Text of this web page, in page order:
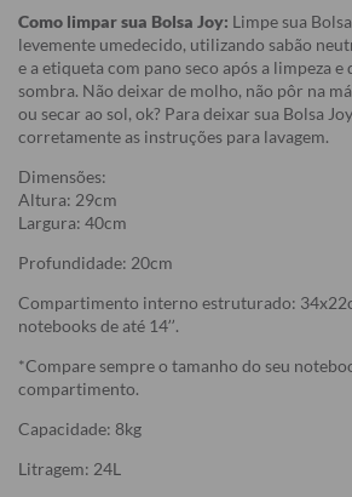
Como limpar sua Bolsa Joy: Limpe sua
levemente umedecido, utilizando sabão
e a etiqueta com pano seco após a limpeza e
sombra. Não deixar de molho, não pôr na
ou secar ao sol, ok? Para deixar sua Bolsa
corretamente as instruções para lavagem.
Dimensões:
Altura: 29cm
Largura: 40cm
Profundidade: 20cm
Compartimento interno estruturado:
notebooks de até 14’’.
*Compare sempre o tamanho do seu
compartimento.
Capacidade: 8kg
Litragem: 24L